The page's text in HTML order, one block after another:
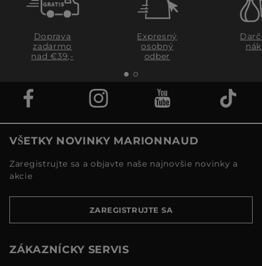
Doprava
zadarmo
nad €39,-
Expresný
osobný
odber
VŠETKY NOVINKY MARIONNAUD
Zaregistrujte sa a objavte naše najnovšie novinky a
akcie
ZAREGISTRUJTE SA
ZÁKAZNÍCKY SERVIS